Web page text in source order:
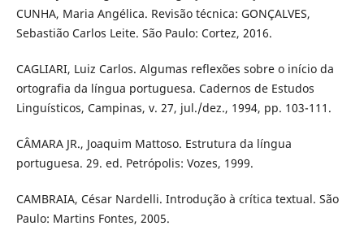
CUNHA, Maria Angélica. Revisão técnica: GONÇALVES,
Sebastião Carlos Leite. São Paulo: Cortez, 2016.
CAGLIARI, Luiz Carlos. Algumas reflexões sobre o início da
ortografia da língua portuguesa. Cadernos de Estudos
Linguísticos, Campinas, v. 27, jul./dez., 1994, pp. 103-111.
CÂMARA JR., Joaquim Mattoso. Estrutura da língua
portuguesa. 29. ed. Petrópolis: Vozes, 1999.
CAMBRAIA, César Nardelli. Introdução à crítica textual. São
Paulo: Martins Fontes, 2005.